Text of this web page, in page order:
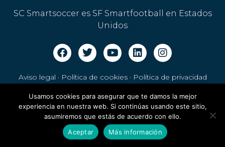
SC Smartsoccer es SF Smartfootball en Estados
Unidos
Aviso legal · Política de cookies· Política de privacidad
Usamos cookies para asegurar que te damos la mejor
experiencia en nuestra web. Si continúas usando este sitio,
asumiremos que estás de acuerdo con ello.
Aceptar
Más información